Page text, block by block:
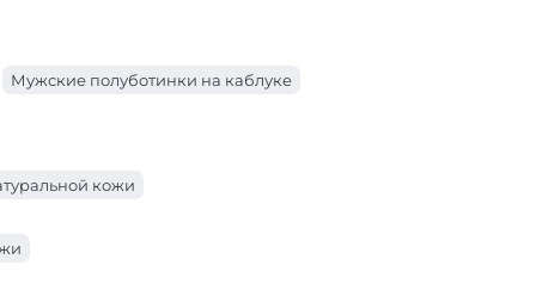
Мужские полуботинки на каблуке
кожи